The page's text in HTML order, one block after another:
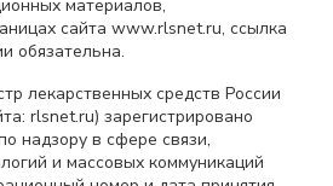
материалов,
сайта www.rlsnet.ru, ссылка
обязательна.
лекарственных средств России
rlsnet.ru) зарегистрировано
надзору в сфере связи,
и массовых коммуникаций